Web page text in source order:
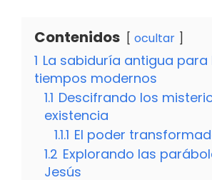
Contenidos ocultar
1 La sabiduría antigua para
tiempos modernos
1.1 Descifrando los
existencia
1.1.1 El poder
1.2 Explorando las
Jesús